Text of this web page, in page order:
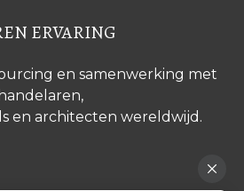
ERVARING
en samenwerking met
en architecten wereldwijd.